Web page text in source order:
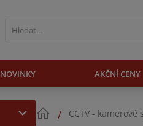
NOVINKY AKČNÍ CENY
CCTV - kamerové